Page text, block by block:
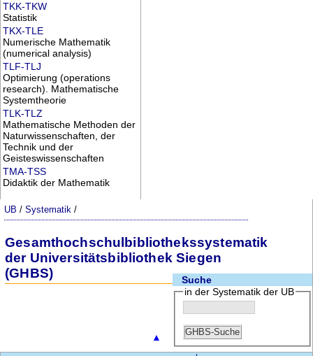
TKK-TKW
Statistik
TKX-TLE
Numerische Mathematik
(numerical analysis)
TLF-TLJ
Optimierung (operations
research). Mathematische
Systemtheorie
TLK-TLZ
Mathematische Methoden der
Naturwissenschaften, der
Technik und der
Geisteswissenschaften
TMA-TSS
Didaktik der Mathematik
UB /Systematik /
Gesamthochschulbibliothekssystematik
der Universitätsbibliothek Siegen
(GHBS)
Suche
in der Systematik der UB
▲